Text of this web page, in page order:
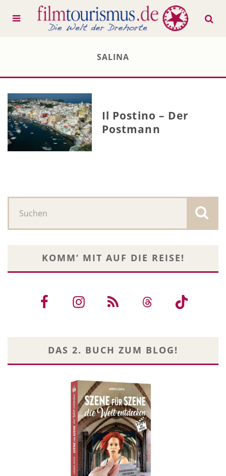
SALINA
Il Postino – Der
Postmann
KOMM‘ MIT AUF DIE REISE!
DAS 2. BUCH ZUM BLOG!